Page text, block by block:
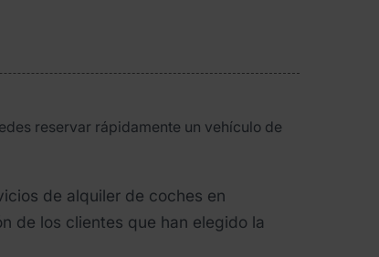
reservar rápidamente un vehículo de
de alquiler de coches en
de los clientes que han elegido la